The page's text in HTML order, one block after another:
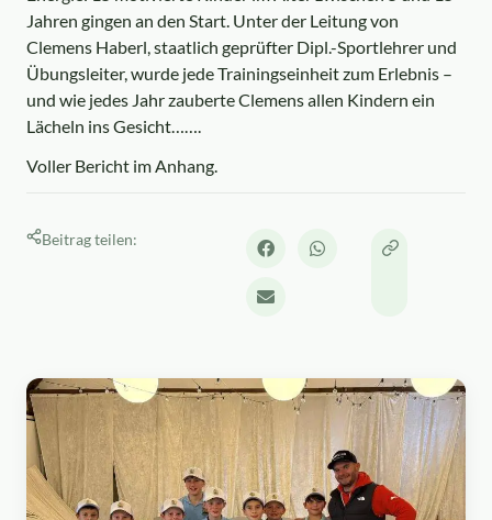
Jahren gingen an den Start. Unter der Leitung von
Clemens Haberl, staatlich geprüfter Dipl.-Sportlehrer und
Übungsleiter, wurde jede Trainingseinheit zum Erlebnis –
und wie jedes Jahr zauberte Clemens allen Kindern ein
Lächeln ins Gesicht…….
Voller Bericht im Anhang.
Beitrag teilen: